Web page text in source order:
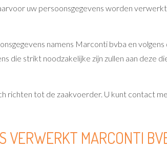
uw persoonsgegevens worden
namens Marconti bvba en
die strikt noodzakelijke zijn zullen aan deze
richten tot de zaakvoerder. U kunt contact
VERWERKT MARCONTI